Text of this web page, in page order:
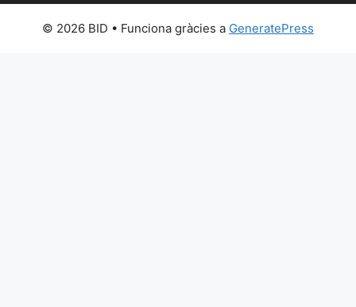
© 2026 BID • Funciona gràcies a GeneratePress